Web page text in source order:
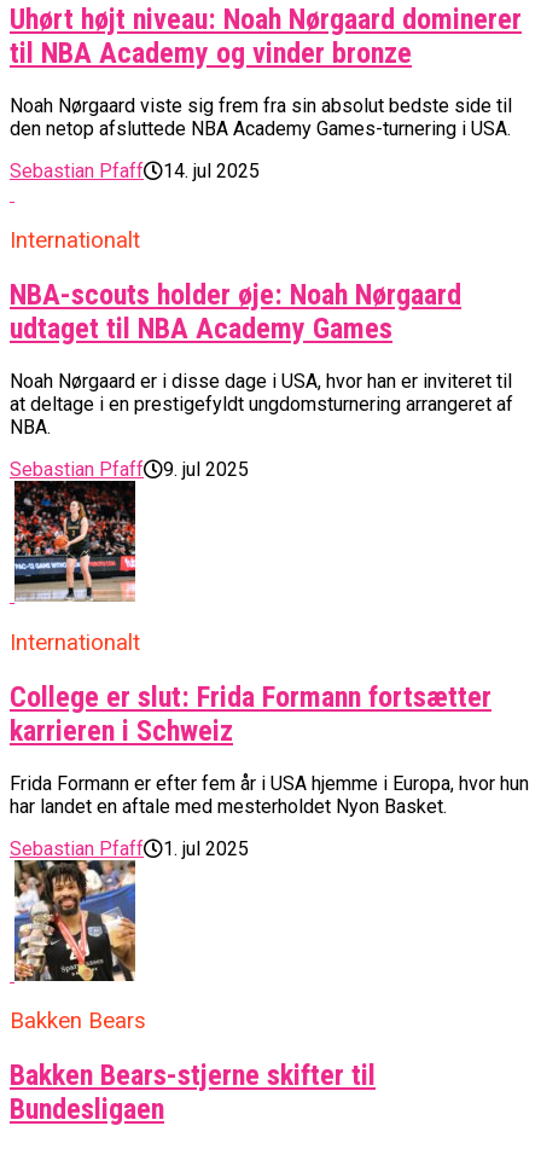
Uhørt højt niveau: Noah Nørgaard dominerer
til NBA Academy og vinder bronze
Noah Nørgaard viste sig frem fra sin absolut bedste side til
den netop afsluttede NBA Academy Games-turnering i USA.
Sebastian Pfaff
14. jul 2025
Internationalt
NBA-scouts holder øje: Noah Nørgaard
udtaget til NBA Academy Games
Noah Nørgaard er i disse dage i USA, hvor han er inviteret til
at deltage i en prestigefyldt ungdomsturnering arrangeret af
NBA.
Sebastian Pfaff
9. jul 2025
Internationalt
College er slut: Frida Formann fortsætter
karrieren i Schweiz
Frida Formann er efter fem år i USA hjemme i Europa, hvor hun
har landet en aftale med mesterholdet Nyon Basket.
Sebastian Pfaff
1. jul 2025
Bakken Bears
Bakken Bears-stjerne skifter til
Bundesligaen